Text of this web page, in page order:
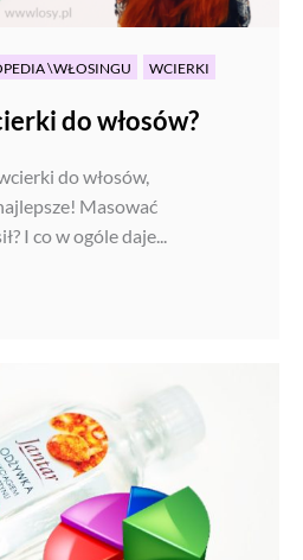
\WŁOSINGU WCIERKI
do włosów?
do włosów,
Masować
I co w ogóle daje...